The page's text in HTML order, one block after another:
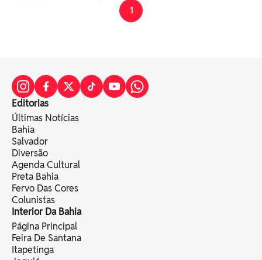
1
Editorias
Últimas Notícias
Bahia
Salvador
Diversão
Agenda Cultural
Preta Bahia
Fervo Das Cores
Colunistas
Interior Da Bahia
Página Principal
Feira De Santana
Itapetinga